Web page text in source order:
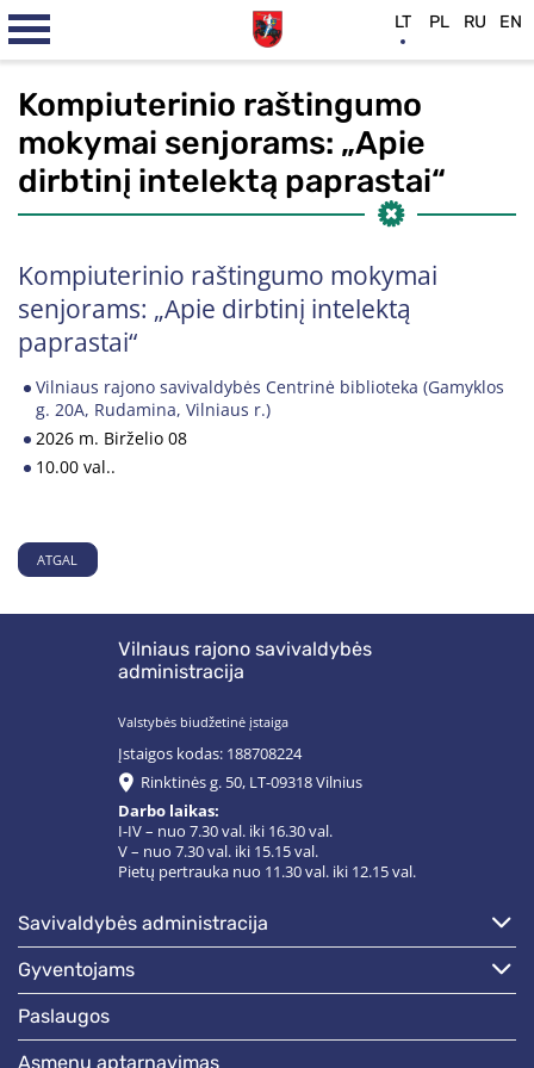
Kompiuterinio raštingumo
mokymai senjorams: „Apie
dirbtinį intelektą paprastai“
Kompiuterinio raštingumo mokymai
senjorams: „Apie dirbtinį intelektą
paprastai“
Vilniaus rajono savivaldybės Centrinė biblioteka (Gamyklos
g. 20A, Rudamina, Vilniaus r.)
2026 m. Birželio 08
10.00 val..
ATGAL
Vilniaus rajono savivaldybės
administracija
Valstybės biudžetinė įstaiga
Įstaigos kodas: 188708224
Rinktinės g. 50, LT-09318 Vilnius
Darbo laikas:
I-IV – nuo 7.30 val. iki 16.30 val.
V – nuo 7.30 val. iki 15.15 val.
Pietų pertrauka nuo 11.30 val. iki 12.15 val.
savivaldybės administracija
gyventojams
paslaugos
asmenų aptarnavimas
LT PL RU EN